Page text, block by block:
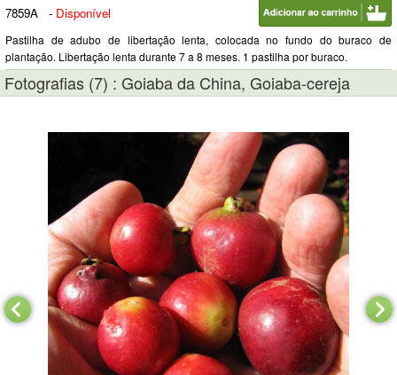
7859A
- Disponível
Pastilha de adubo de libertação lenta, colocada no fundo do buraco de
plantação. Libertação lenta durante 7 a 8 meses. 1 pastilha por buraco.
Fotografias (7) : Goiaba da China, Goiaba-cereja